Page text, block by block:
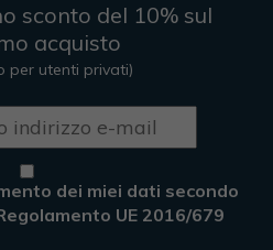
sconto del 10% sul
acquisto
per utenti privati)
dei miei dati secondo
UE 2016/679